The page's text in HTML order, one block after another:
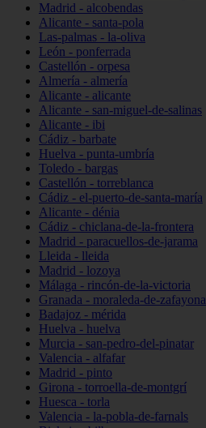
Madrid - alcobendas
Alicante - santa-pola
Las-palmas - la-oliva
León - ponferrada
Castellón - orpesa
Almería - almería
Alicante - alicante
Alicante - san-miguel-de-salinas
Alicante - ibi
Cádiz - barbate
Huelva - punta-umbría
Toledo - bargas
Castellón - torreblanca
Cádiz - el-puerto-de-santa-maría
Alicante - dénia
Cádiz - chiclana-de-la-frontera
Madrid - paracuellos-de-jarama
Lleida - lleida
Madrid - lozoya
Málaga - rincón-de-la-victoria
Granada - moraleda-de-zafayona
Badajoz - mérida
Huelva - huelva
Murcia - san-pedro-del-pinatar
Valencia - alfafar
Madrid - pinto
Girona - torroella-de-montgrí
Huesca - torla
Valencia - la-pobla-de-farnals